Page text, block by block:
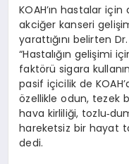
KOAH’ın hastalar
akciğer kanseri
yarattığını belirten
“Hastalığın gelişimi
faktörü sigara
pasif içicilik de
özellikle odun, tezek
hava kirliliği,
hareketsiz bir hayat
dedi.